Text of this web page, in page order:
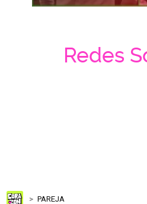
Redes
PAREJA